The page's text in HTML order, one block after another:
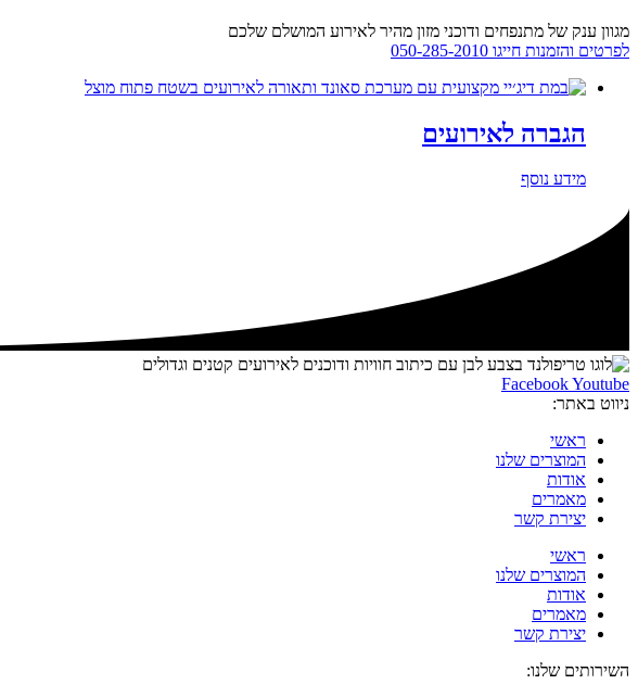
מגוון ענק של מתנפחים ודוכני מזון מהיר לאירוע המושלם שלכם
לפרטים והזמנות חייגו 050-285-2010
הגברה לאירועים
מידע נוסף
FacebookYoutube
ניווט באתר:
ראשי
המוצרים שלנו
אודות
מאמרים
יצירת קשר
ראשי
המוצרים שלנו
אודות
מאמרים
יצירת קשר
השירותים שלנו: